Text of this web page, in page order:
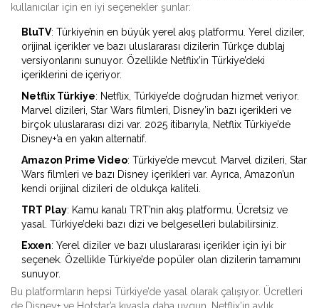
kullanıcılar için en iyi seçenekler şunlar:
BluTV: Türkiye’nin en büyük yerel akış platformu. Yerel diziler,
orijinal içerikler ve bazı uluslararası dizilerin Türkçe dublaj
versiyonlarını sunuyor. Özellikle Netflix’in Türkiye’deki
içeriklerini de içeriyor.
Netflix Türkiye: Netflix, Türkiye’de doğrudan hizmet veriyor.
Marvel dizileri, Star Wars filmleri, Disney’in bazı içerikleri ve
birçok uluslararası dizi var. 2025 itibarıyla, Netflix Türkiye’de
Disney+’a en yakın alternatif.
Amazon Prime Video: Türkiye’de mevcut. Marvel dizileri, Star
Wars filmleri ve bazı Disney içerikleri var. Ayrıca, Amazon’un
kendi orijinal dizileri de oldukça kaliteli.
TRT Play: Kamu kanalı TRT’nin akış platformu. Ücretsiz ve
yasal. Türkiye’deki bazı dizi ve belgeselleri bulabilirsiniz.
Exxen: Yerel diziler ve bazı uluslararası içerikler için iyi bir
seçenek. Özellikle Türkiye’de popüler olan dizilerin tamamını
sunuyor.
Bu platformların hepsi Türkiye’de yasal olarak çalışıyor. Ücretleri